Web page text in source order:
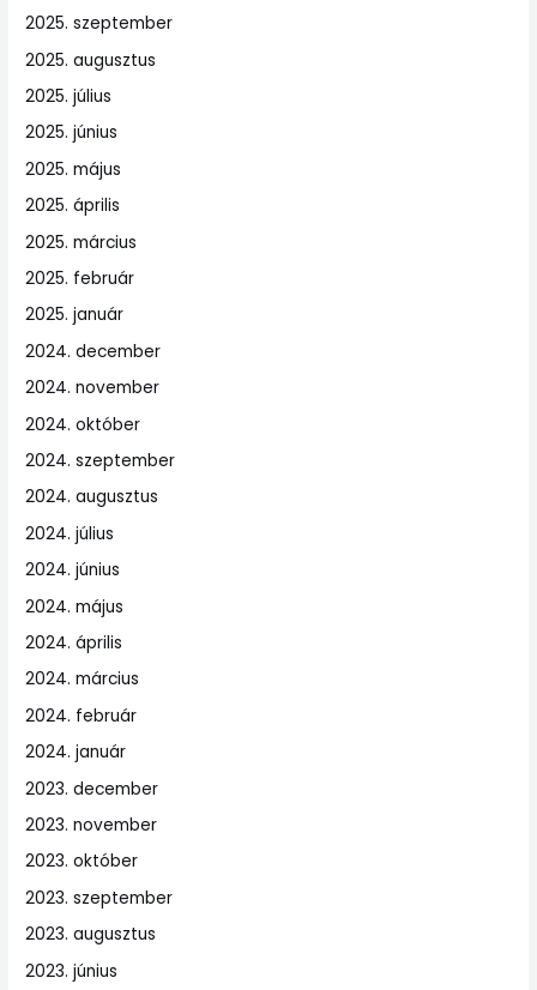
2025. szeptember
2025. augusztus
2025. július
2025. június
2025. május
2025. április
2025. március
2025. február
2025. január
2024. december
2024. november
2024. október
2024. szeptember
2024. augusztus
2024. július
2024. június
2024. május
2024. április
2024. március
2024. február
2024. január
2023. december
2023. november
2023. október
2023. szeptember
2023. augusztus
2023. június